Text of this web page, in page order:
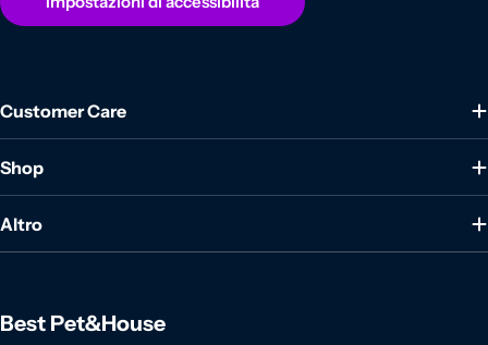
Customer Care
Shop
Altro
Best Pet&House